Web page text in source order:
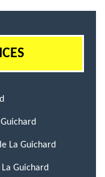
La Guichard
Guichard